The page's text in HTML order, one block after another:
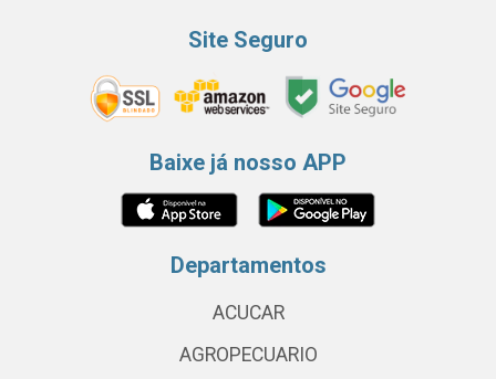
Site Seguro
Baixe já nosso APP
Departamentos
ACUCAR
AGROPECUARIO